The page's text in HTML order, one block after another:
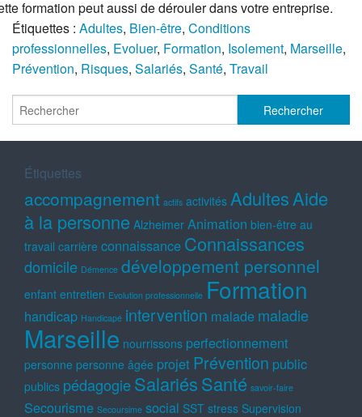
formation peut aussi de dérouler dans votre entreprise.
Étiquettes : Adultes, Bien-être, Conditions
professionnelles, Evoluer, Formation, Isolement, Marseille,
Prévention, Risques, Salariés, Santé, Travail
Étiquettes
accompagnement actifs activités AdultesAide
à la personne Alzheimer Animation bien-être au
travail carrière connaissance Connaissances
domicile Démence développement personnel
enfant entretien Evolution professionnelle Formation
handicap Handicapé intervention malade maladie
Marseille nourrissons perfectionnement
personne personne âgée projet Prévention public
publics pédagogieSalariésSanté savoir-faire
Secourisme Secoursime social SST stress Supervision